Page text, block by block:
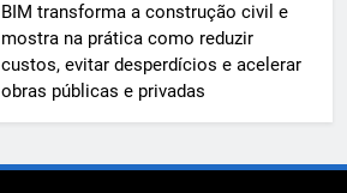
BIM transforma a construção civil e
mostra na prática como reduzir
custos, evitar desperdícios e acelerar
obras públicas e privadas
A 6ª edição do Prêmio ACI OCESC
de Jornalismo está com as
inscrições abertas
UTILIDADE PÚBLICA
Em um mercado cada vez mais